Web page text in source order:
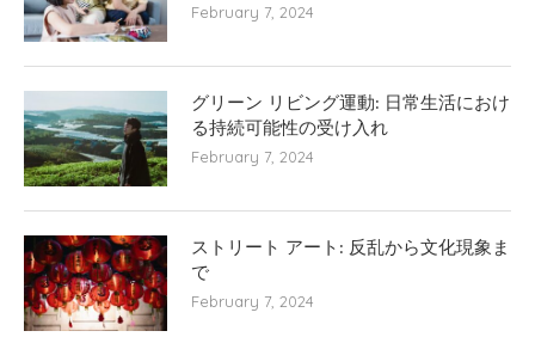
February 7, 2024
グリーン リビング運動: 日常生活におけ
る持続可能性の受け入れ
February 7, 2024
ストリート アート: 反乱から文化現象ま
で
February 7, 2024